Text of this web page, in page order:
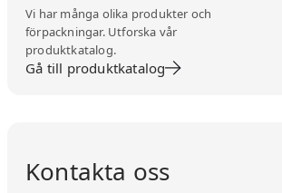
Vi har många olika produkter och
förpackningar. Utforska vår
produktkatalog.
Gå till produktkatalog
Kontakta oss